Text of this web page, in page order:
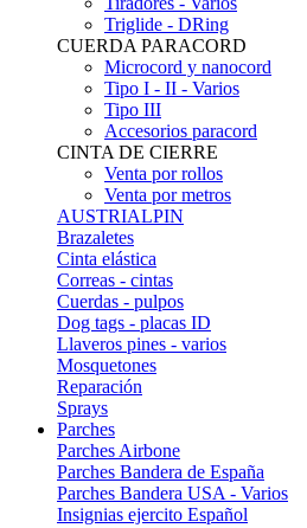
Triglide - DRing
CUERDA PARACORD
Microcord y nanocord
Tipo I - II - Varios
Tipo III
Accesorios paracord
CINTA DE CIERRE
Venta por rollos
Venta por metros
AUSTRIALPIN
Brazaletes
Cinta elástica
Correas - cintas
Cuerdas - pulpos
Dog tags - placas ID
Llaveros pines - varios
Mosquetones
Reparación
Sprays
Parches
Parches Airbone
Parches Bandera de España
Parches Bandera USA - Varios
Insignias ejercito Español